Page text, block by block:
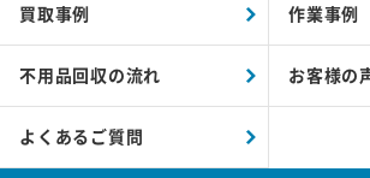
買取事例 作業事例
不用品回収の流れ お客様の
よくあるご質問